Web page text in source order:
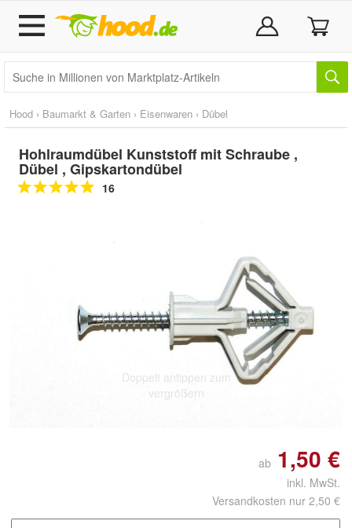
Hood › Baumarkt & Garten › Eisenwaren › Dübel
Hohlraumdübel Kunststoff mit Schraube ,
Dübel , Gipskartondübel
16
Doppelt antippen zum
vergrößern
ab 1,50 €
inkl. MwSt.
Versandkosten nur 2,50 €